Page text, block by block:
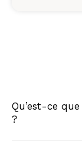
Qu’est-ce
?